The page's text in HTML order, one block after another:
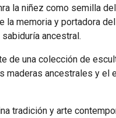
la niñez como semilla
la memoria y portadora del
ancestral.
de una colección de
maderas ancestrales y el
tradición y arte